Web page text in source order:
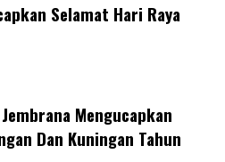
Selamat Hari Raya
Mengucapkan
Dan Kuningan Tahun